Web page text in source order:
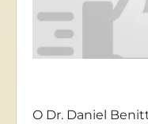
O Dr. Daniel